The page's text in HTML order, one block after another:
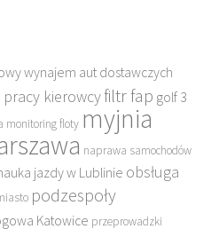
wynajem aut dostawczych
kierowcyfiltr fap golf 3
monitoring floty myjnia
naprawa samochodów
jazdy w Lublinie obsługa
podzespoły
Katowice przeprowadzki